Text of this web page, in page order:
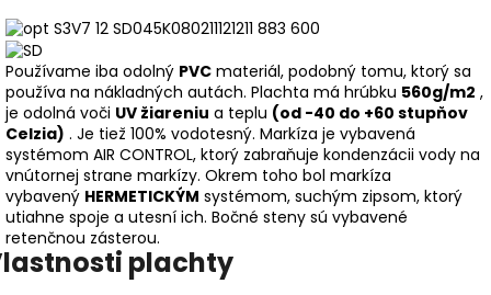
Používame iba odolný PVC materiál, podobný tomu, ktorý sa
používa na nákladných autách. Plachta má hrúbku 560g/m2 ,
je odolná voči UV žiareniu a teplu (od -40 do +60 stupňov
Celzia) . Je tiež 100% vodotesný. Markíza je vybavená
systémom AIR CONTROL, ktorý zabraňuje kondenzácii vody na
vnútornej strane markízy. Okrem toho bol markíza
vybavený HERMETICKÝM systémom, suchým zipsom, ktorý
utiahne spoje a utesní ich. Bočné steny sú vybavené
retenčnou zásterou.
plachty